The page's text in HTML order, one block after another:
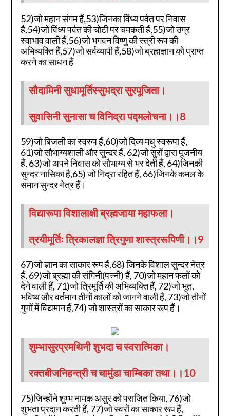
52)जो महान संगम हैं,53)जिनका विंध्य पर्वत पर निवास
है,54)जो विंध्य पर्वत की चोटी पर चमकती हैं,55)जो उग्र
स्वाभाव वाली हैं,56)जो भगवन विष्णु की स्त्री रूप की
अभिव्यक्ति हैं,57)जो सर्वव्यापी हैं,58)जो ब्रह्मज्ञान को प्राप्त
करने का साधन हैं
सौदामिनी सुधामूर्तिस्सुभद्रा सुरपूजिता।
सुवासिनी सुनासा च विनिद्रा पद्मलोचना।।8
59)जो बिजली का स्वरुप हैं,60)जो दिव्य मधु स्वरूपा हैं,
61)जो सौभाग्यशाली और सुन्दर हैं, 62)जो सुरों द्वारा पूजनीय
हैं, 63)जो अपने निवास को सौभाग्य से भर देती हैं, 64)जिनकी
सुन्दर नासिका है,65) जो निद्रा रहित हैं, 66)जिनके कमल के
समान सुन्दर नेत्र हैं।
विद्यारूपा विशालाक्षी ब्रह्मजाया महाफला।
त्रयीमूर्तिः त्रिकालज्ञा त्रिगुणा शास्त्ररूपिणी।।9
67)जो ज्ञान का साकार रूप हैं,68) जिनके विशाल सुन्दर नेत्र
हैं, 69)जो ब्रह्मा की संगिनी(पत्त्नी) हैं, 70)जो महान फलों को
देने वाली हैं, 71)जो त्रिमूर्ति की अभिव्यक्ति हैं, 72)जो भूत,
भविष्य और वर्तमान तीनों कालों को जानने वाली हैं, 73)जोतीनों
गुणोंमें विद्यमान हैं,74) जो शास्त्रों का साकार रूप हैं।
शुम्भासुरप्रमथिनी शुभदा च स्वरात्मिका।
रक्तबीजनिहन्त्री च चामुंडा चाम्बिका तथा।।10
75)जिन्होंने शुम्भ नामक असुर को पराजित किया, 76)जो
शुभता प्रदान करती हैं, 77)जो स्वरों का साकार रूप हैं,